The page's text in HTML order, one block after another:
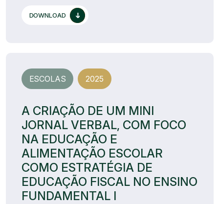
DOWNLOAD
ESCOLAS 2025
A CRIAÇÃO DE UM MINI
JORNAL VERBAL, COM FOCO
NA EDUCAÇÃO E
ALIMENTAÇÃO ESCOLAR
COMO ESTRATÉGIA DE
EDUCAÇÃO FISCAL NO ENSINO
FUNDAMENTAL I